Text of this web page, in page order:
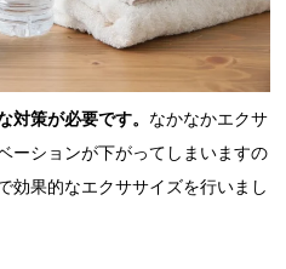
対策が必要です。 なかなかエクサ
ーションが下がってしまいますの
効果的なエクササイズを行いまし